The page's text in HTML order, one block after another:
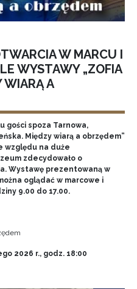
W MARCU I
WYSTAWY „ZOFIA
WIARĄ A
gości spoza Tarnowa,
Między wiarą a obrzędem”
względu na duże
zdecydowało o
Wystawę prezentowaną w
oglądać w marcowe i
9.00 do 17.00.
2026 r., godz. 18:00